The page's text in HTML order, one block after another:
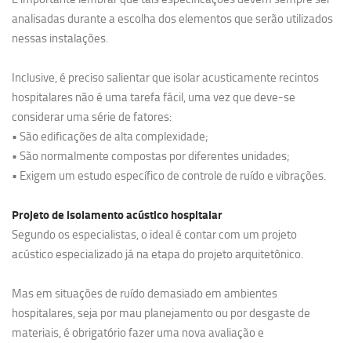
analisadas durante a escolha dos elementos que serão utilizados
nessas instalações.
Inclusive, é preciso salientar que isolar acusticamente recintos
hospitalares não é uma tarefa fácil, uma vez que deve-se
considerar uma série de fatores:
• São edificações de alta complexidade;
• São normalmente compostas por diferentes unidades;
• Exigem um estudo específico de controle de ruído e vibrações.
Projeto de isolamento acústico hospitalar
Segundo os especialistas, o ideal é contar com um projeto
acústico especializado já na etapa do projeto arquitetônico.
Mas em situações de ruído demasiado em ambientes
hospitalares, seja por mau planejamento ou por desgaste de
materiais, é obrigatório fazer uma nova avaliação e